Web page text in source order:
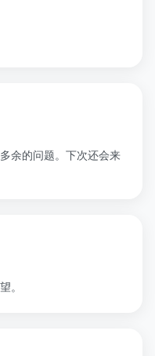
余的问题。下次还会来
。